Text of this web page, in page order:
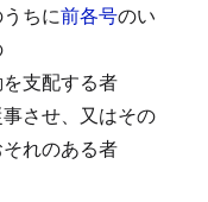
ちに前各号のい
支配する者
させ、又はその
れのある者